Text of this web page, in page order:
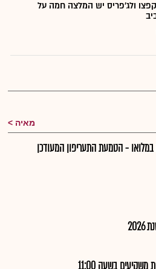
ולג'פריס יש המלצה חמה על
מאיה
- הטמעת התעריפון המעודכן